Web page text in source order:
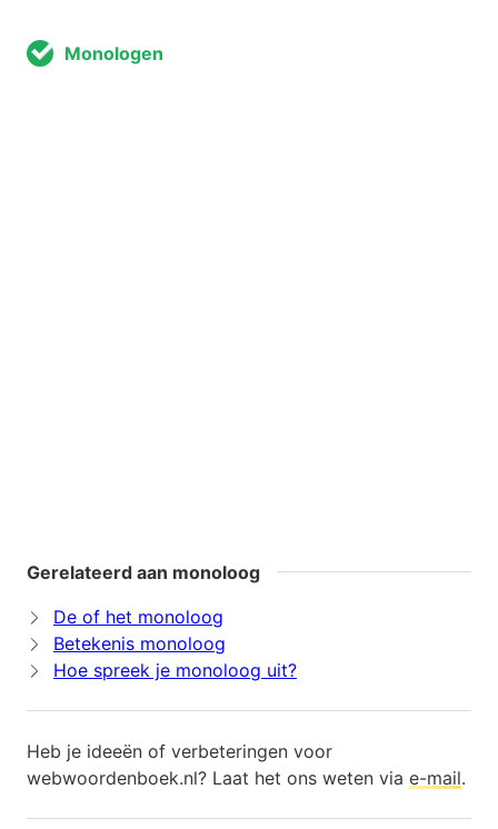
Monologen
Gerelateerd aan monoloog
De of het monoloog
Betekenis monoloog
Hoe spreek je monoloog uit?
Heb je ideeën of verbeteringen voor
webwoordenboek.nl? Laat het ons weten via e-mail.